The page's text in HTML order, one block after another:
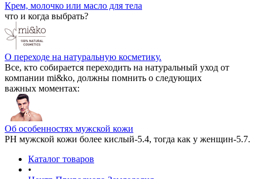
Крем, молочко или масло для тела
что и когда выбрать?
О переходе на натуральную косметику.
Все, кто собирается переходить на натуральный уход от
компании mi&ko, должны помнить о следующих
важных моментах:
Об особенностях мужской кожи
РН мужской кожи более кислый-5.4, тогда как у женщин-5.7.
Каталог товаров
•